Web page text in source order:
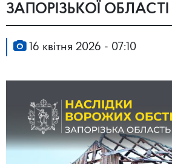
ЗАПОРІЗЬКОЇ ОБЛАСТІ
16 квітня 2026 - 07:10